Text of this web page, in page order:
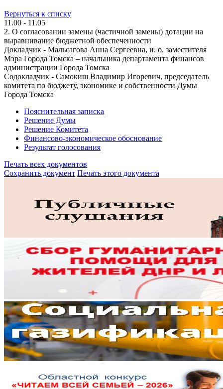
Вернуться к списку
11.00 - 11.05
2. О согласовании замены (частичной замены) дотации на
выравнивание бюджетной обеспеченности
Докладчик - Мальсагова Анна Сергеевна, и. о. заместителя
Мэра Города Томска – начальника департамента финансов
администрации Города Томска
Содокладчик - Самокиш Владимир Игоревич, председатель
комитета по бюджету, экономике и собственности Думы
Города Томска
Пояснительная записка
Решение Думы
Решение Комитета
Финансово-экономическое обоснование
Результат голосования
Печать всех документов
Сохранить документ Печать этого документа